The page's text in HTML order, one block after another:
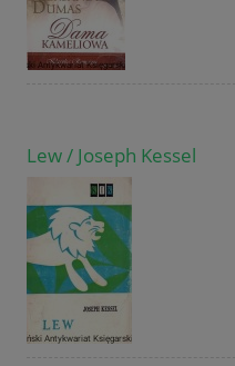
Lew / Joseph Kessel